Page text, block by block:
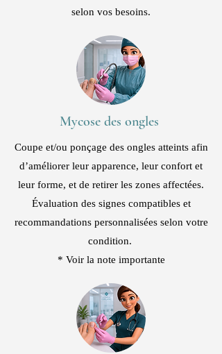
selon vos besoins.
Mycose des ongles
Coupe et/ou ponçage des ongles atteints afin
d’améliorer leur apparence, leur confort et
leur forme, et de retirer les zones affectées.
Évaluation des signes compatibles et
recommandations personnalisées selon votre
condition.
* Voir la note importante